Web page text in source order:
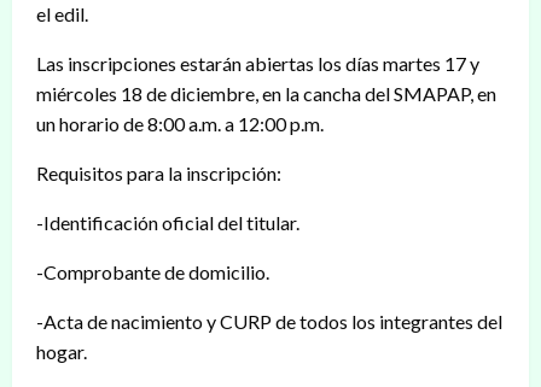
el edil.
Las inscripciones estarán abiertas los días martes 17 y
miércoles 18 de diciembre, en la cancha del SMAPAP, en
un horario de 8:00 a.m. a 12:00 p.m.
Requisitos para la inscripción:
-Identificación oficial del titular.
-Comprobante de domicilio.
-Acta de nacimiento y CURP de todos los integrantes del
hogar.